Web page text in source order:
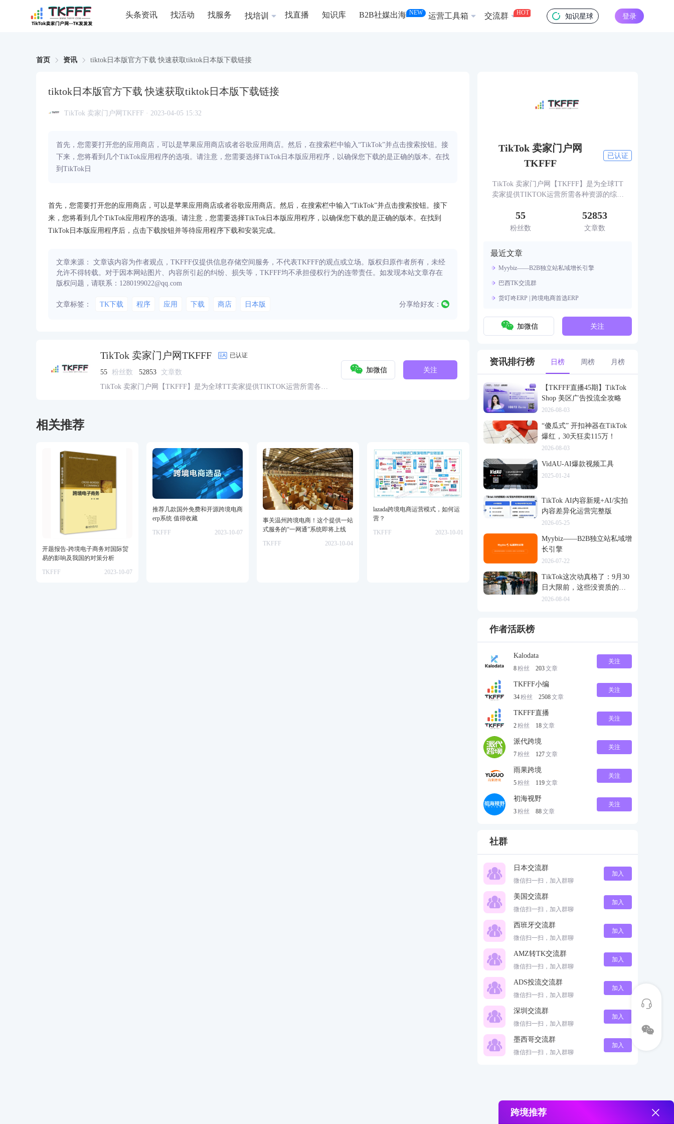
头条资讯 找活动 找服务 找培训 找直播 知识库 B2B社媒出海 NEW 运营工具箱 交流群 HOT 知识星球 登录
首页 资讯 tiktok日本版官方下载 快速获取tiktok日本版下载链接
tiktok日本版官方下载 快速获取tiktok日本版下载链接
TikTok 卖家门户网TKFFF · 2023-04-05 15:32
首先，您需要打开您的应用商店，可以是苹果应用商店或者谷歌应用商店。然后，在搜索栏中输入“TikTok”并点击搜索按钮。接
下来，您将看到几个TikTok应用程序的选项。请注意，您需要选择TikTok日本版应用程序，以确保您下载的是正确的版本。在找
到TikTok日
首先，您需要打开您的应用商店，可以是苹果应用商店或者谷歌应用商店。然后，在搜索栏中输入“TikTok”并点击搜索按钮。接下
来，您将看到几个TikTok应用程序的选项。请注意，您需要选择TikTok日本版应用程序，以确保您下载的是正确的版本。在找到
TikTok日本版应用程序后，点击下载按钮并等待应用程序下载和安装完成。
文章来源： 文章该内容为作者观点，TKFFF仅提供信息存储空间服务，不代表TKFFF的观点或立场。版权归原作者所有，未经
允许不得转载。对于因本网站图片、内容所引起的纠纷、损失等，TKFFF均不承担侵权行为的连带责任。如发现本站文章存在
版权问题，请联系：1280199022@qq.com
文章标签： TK下载 程序 应用 下载 商店 日本版 分享给好友：
TikTok 卖家门户网TKFFF 已认证
55 粉丝数 52853
文章数
TikTok 卖家门户网【TKFFF】是为全球TT卖家提供TIKTOK运营所需各种
加微信 关注
相关推荐
开题报告-跨境电子商务对国际贸
易的影响及我国的对策分析
TKFFF
2023-10-07
推荐几款国外免费和开源跨境电商
erp系统 值得收藏
TKFFF
2023-10-07
事关温州跨境电商！这个提供一站
式服务的“一网通”系统即将上线
TKFFF
2023-10-04
lazada跨境电商运营模式，如何运
营？
TKFFF
2023-10-01
TikTok 卖家门户网
TKFFF
已认证
TikTok 卖家门户网【TKFFF】是为全球TT
卖家提供TIKTOK运营所需各种资源的综合
坛、社群、活动、人脉、货盘、教学等必备
55
粉丝数
52853
文章数
最近文章
Myybiz——B2B独立站私域增长引擎
巴西TK交流群
货叮咚ERP | 跨境电商首选ERP
加微信 关注
资讯排行榜 日榜 周榜 月榜
【TKFFF直播45期】TikTok
Shop 美区广告投流全攻略
2026-08-03
“傻瓜式” 开扣神器在TikTok
爆红，30天狂卖115万！
2026-08-03
VidAU-AI爆款视频工具
2025-01-24
TikTok AI内容新规+AI/实拍
内容差异化运营完整版
2026-05-25
Myybiz——B2B独立站私域增
长引擎
2026-07-22
TikTok这次动真格了：9月30
日大限前，这些没资质的货
一律清退
2026-08-04
作者活跃榜
Kalodata
8粉丝 203文章
关注
TKFFF小编
34粉丝 2508文章
关注
TKFFF直播
2粉丝 18文章
关注
派代跨境
7粉丝 127文章
关注
雨果跨境
5粉丝 119文章
关注
初海视野
3粉丝 88文章
关注
社群
日本交流群
微信扫一扫，加入群聊
加入
美国交流群
微信扫一扫，加入群聊
加入
西班牙交流群
微信扫一扫，加入群聊
加入
AMZ转TK交流群
微信扫一扫，加入群聊
加入
ADS投流交流群
微信扫一扫，加入群聊
加入
深圳交流群
微信扫一扫，加入群聊
加入
墨西哥交流群
微信扫一扫，加入群聊
加入
跨境推荐